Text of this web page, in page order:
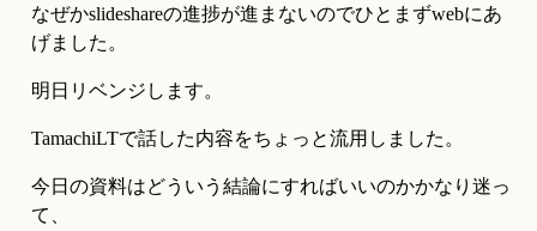
なぜかslideshareの進捗が進まないのでひとまずwebにあ
げました。
明日リベンジします。
TamachiLTで話した内容をちょっと流用しました。
今日の資料はどういう結論にすればいいのかかなり迷っ
て、